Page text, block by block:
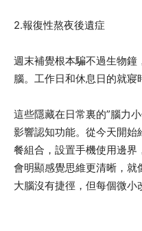
2.報復性熬夜後遺症
週末補覺根本騙不過生物
腦。工作日和休息日的就寢
這些隱藏在日常裏的”腦力
影響認知功能。從今天開
餐組合，設置手機使用邊
會明顯感覺思維更清晰，
大腦沒有捷徑，但每個微小